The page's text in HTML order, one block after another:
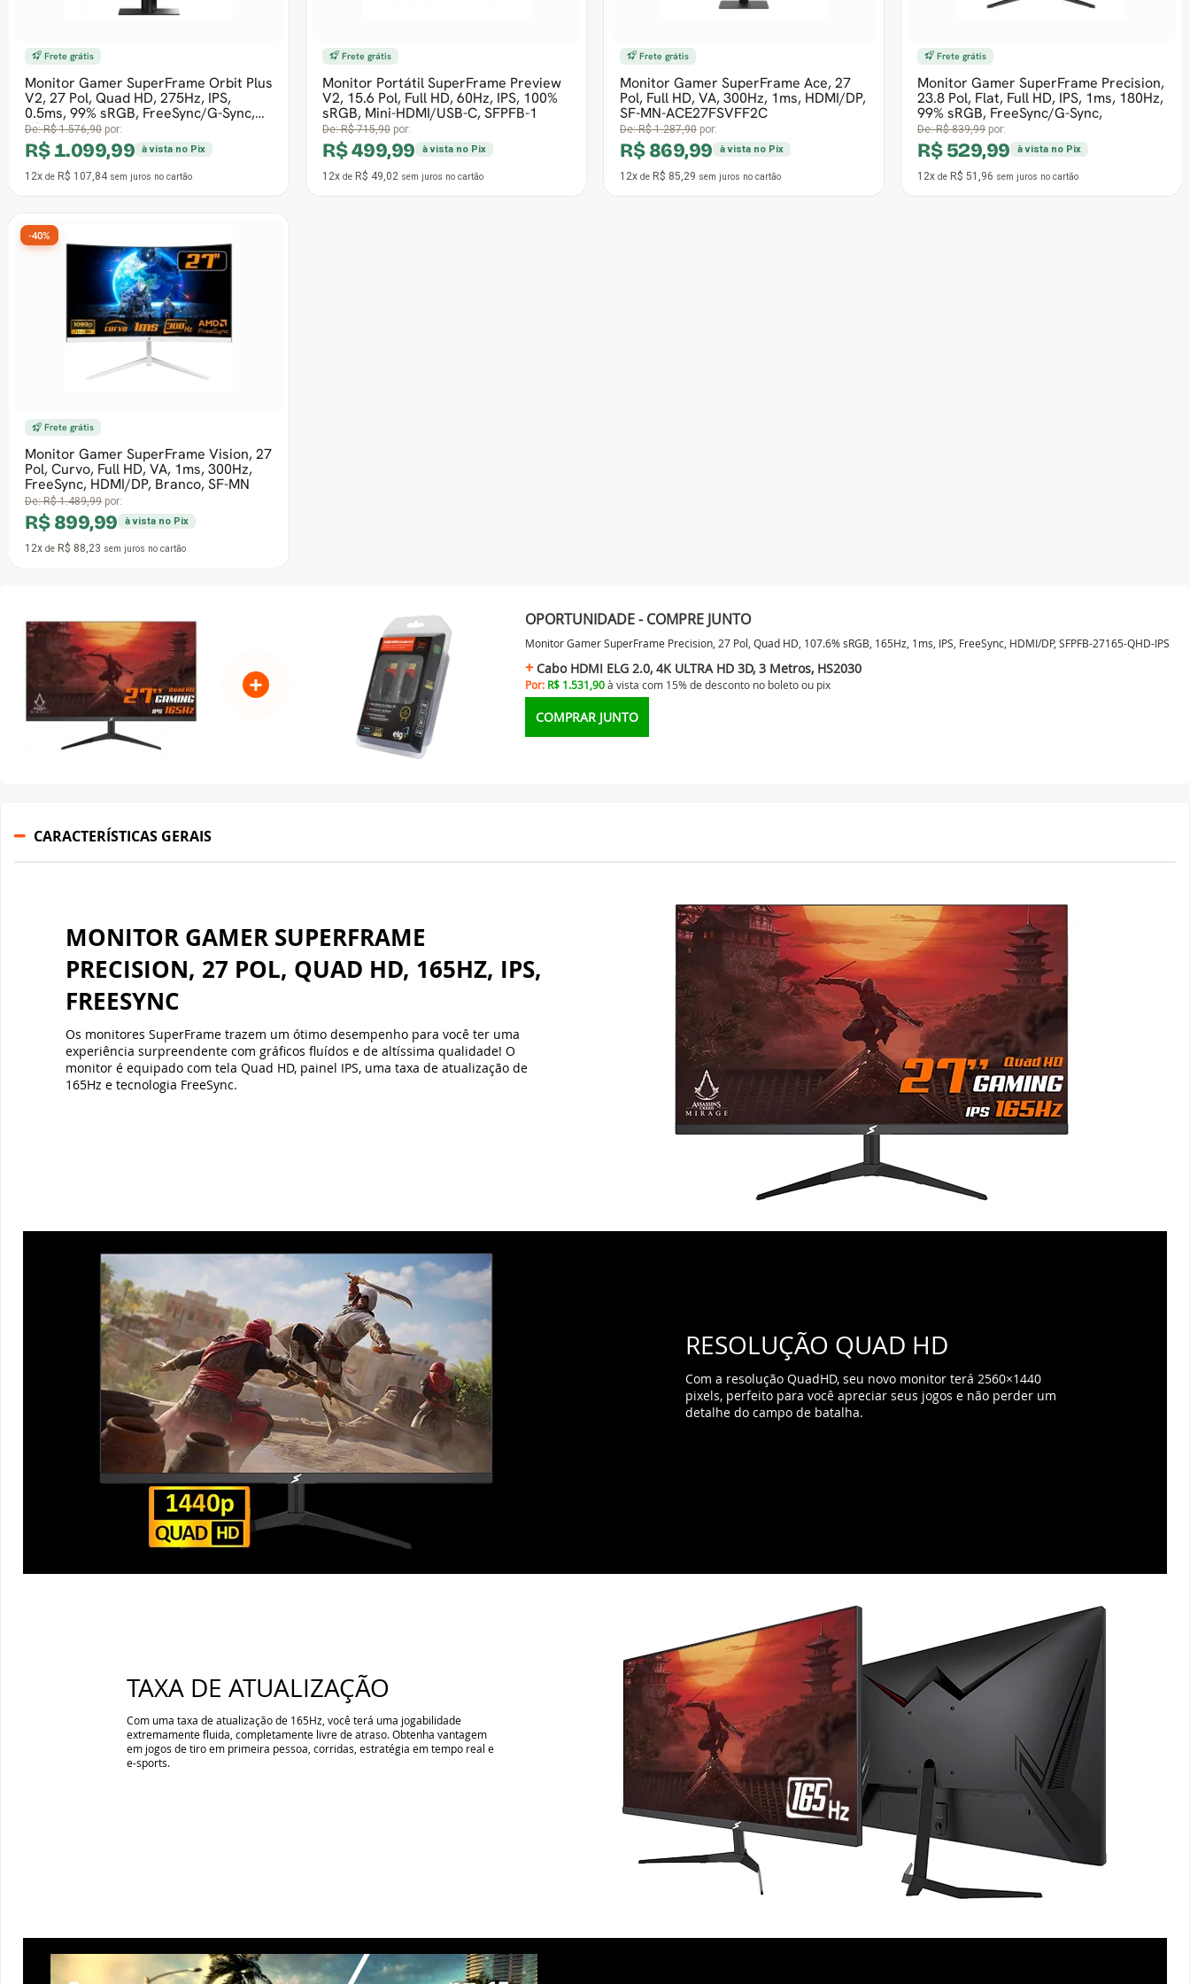
Frete grátis
Monitor Gamer SuperFrame Precision,
27 Pol, Full HD, Fast IPS, 240Hz, 1ms,
RGB, FreeSync, HDR, HDMI/DP, S
De:R$ 1.685,90 por:
R$ 1.089,99 à vista no Pix
12x de R$ 106,86sem juros no cartão
Frete grátis
Monitor Gamer SuperFrame Crystal,
27 Pol, Dual Mode, 4K Ultra HD 160Hz
/ Full HD 320Hz, Fast IPS, 1ms, Fr
De:R$ 2.375,90por:
R$ 1.669,99 à vista no Pix
12x de R$ 163,72sem juros no cartão
Frete grátis
Monitor Gamer SuperFrame Wing, 27
Pol, MiniLED, Dual Mode, 4K Ultra HD
160Hz / Full HD 320Hz, FreeSync/G-
De:R$ 4.028,90 por:
R$ 2.579,99 à vista no Pix
12x de R$ 252,94sem juros no cartão
Frete grátis
Monitor Gamer SuperFrame Vision, 27
Pol, Curvo, Full HD, VA, 1ms, 300Hz,
FreeSync, HDMI/DP, SF-MN-VSN27FV
De:R$ 1.469,99por:
R$ 899,99 à vista no Pix
12x de R$ 88,23 sem juros no cartão
Frete grátis
Monitor Gamer SuperFrame View, 27
Pol, Full HD, IPS, 1ms, 100HZ,
FreeSync, HDMI/VGA, SFVFB-27100-
FHD-PRO
De:R$ 761,90por:
R$ 529,99 à vista no Pix
12x de R$ 51,96 sem juros no cartão
-30%
+
OPORTUNIDADE - COMPRE JUNTO
Monitor Gamer SuperFrame Precision, 27 Pol, Quad HD, 107.6% sRGB, 165Hz, 1ms, IPS, FreeSync, HDMI/DP, SFPFB-27165-QHD-IPS
Cabo HDMI ELG 2.0, 4K ULTRA HD 3D, 3 Metros, HS2030
Por: R$ 1.531,90à vista com 15% de desconto no boleto oupix
COMPRAR JUNTO
CARACTERÍSTICAS GERAIS
MONITOR GAMER SUPERFRAME
PRECISION, 27 POL, QUAD HD, 165HZ, IPS,
FREESYNC
Os monitores SuperFrame trazem um ótimo desempenho para você ter uma
experiência surpreendente com gráficos fluídos e de altíssima qualidade! O
monitor é equipado com tela Quad HD, painel IPS, uma taxa de atualização de
165Hz e tecnologia FreeSync.
RESOLUÇÃO QUAD HD
Com a resolução QuadHD, seu novo monitor terá 2560×1440
pixels, perfeito para você apreciar seus jogos e não perder um
detalhe do campo de batalha.
TAXA DE ATUALIZAÇÃO
Com uma taxa de atualização de 165Hz, você terá uma jogabilidade
extremamente fluida, completamente livre de atraso. Obtenha vantagem
em jogos de tiro em primeira pessoa, corridas, estratégia em tempo real e
e-sports.